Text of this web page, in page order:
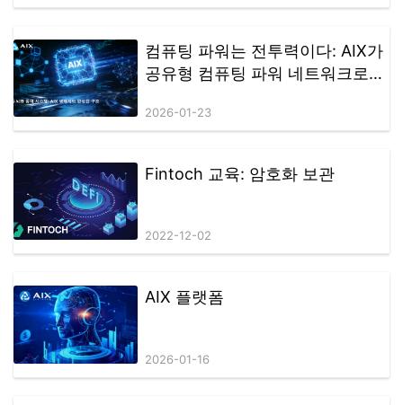
컴퓨팅 파워는 전투력이다: AIX가
공유형 컴퓨팅 파워 네트워크로
프라
2026-01-23
Fintoch 교육: 암호화 보관
2022-12-02
AIX 플랫폼
2026-01-16